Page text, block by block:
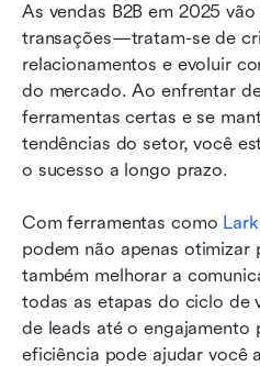
As vendas B2B em 2025
transações—tratam-se de
relacionamentos e evoluir
do mercado. Ao enfrentar
ferramentas certas e se
tendências do setor, você
o sucesso a longo prazo.
Com ferramentas como Lark
podem não apenas otimizar
também melhorar a
todas as etapas do ciclo de
de leads até o engajamento
eficiência pode ajudar você